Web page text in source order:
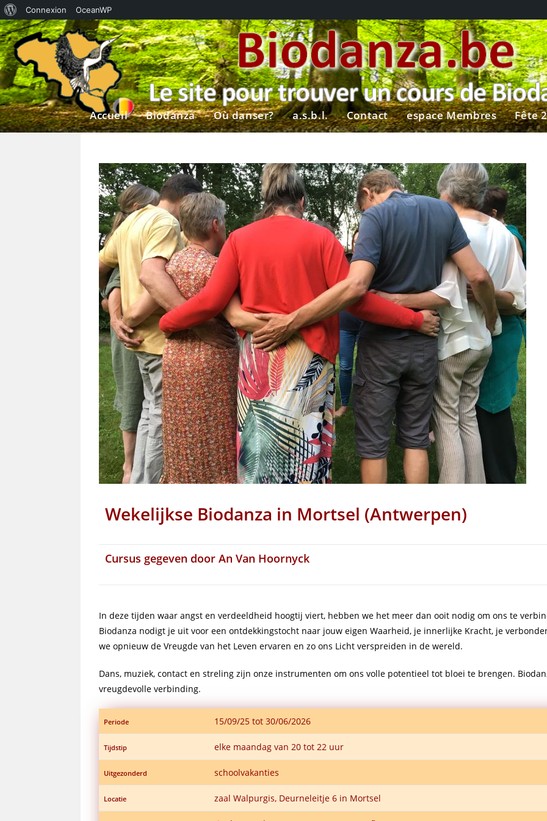
propos
de
WordPress
Connexion OceanWP
Skip
to
content
Accueil Biodanza Où danser? a.s.b.l. Contact espace Membres Fête
Wekelijkse Biodanza in Mortsel (Antwerpen)
Cursus gegeven door An Van Hoornyck
In deze tijden waar angst en verdeeldheid hoogtij viert, hebben we het meer dan ooit nodig om ons te
Biodanza nodigt je uit voor een ontdekkingstocht naar jouw eigen Waarheid, je innerlijke Kracht, je
we opnieuw de Vreugde van het Leven ervaren en zo ons Licht verspreiden in de wereld.
Dans, muziek, contact en streling zijn onze instrumenten om ons volle potentieel tot bloei te brengen.
vreugdevolle verbinding.
Periode 15/09/25 tot 30/06/2026
Tijdstip elke maandag van 20 tot 22 uur
Uitgezonderd schoolvakanties
Locatie zaal Walpurgis, Deurneleitje 6 in Mortsel